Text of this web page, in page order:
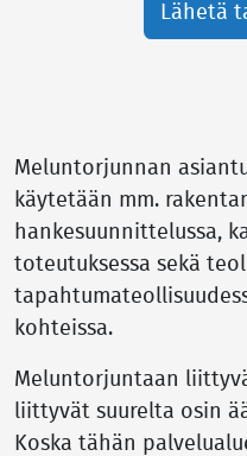
Lähetä
Meluntorjunnan
käytetään mm.
hankesuunnittelussa,
toteutuksessa sekä
kohteissa.
Meluntorjuntaan
liittyvät suurelta osin
Koska tähän